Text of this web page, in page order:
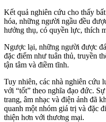
Kết quả nghiên cứu cho thấy
hóa, những người ngầu đều
hưởng thụ, có quyền lực, thích
Ngược lại, những người được
đặc điểm như tuân thủ, truyền
tận tâm và điềm tĩnh.
Tuy nhiên, các nhà nghiên cứu
với “tốt” theo nghĩa đạo đức.
trang, âm nhạc và điện ảnh đã
quanh một nhóm giá trị và đặc
thiện hơn với thương mại.